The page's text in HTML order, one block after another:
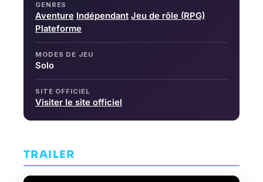
GENRES
Aventure Indépendant Jeu de rôle (RPG)
Plateforme
MODES DE JEU
Solo
SITE OFFICIEL
Visiter le site officiel
TRAILER